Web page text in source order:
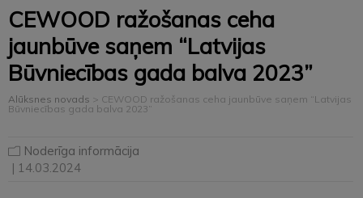
CEWOOD ražošanas ceha
jaunbūve saņem “Latvijas
Būvniecības gada balva 2023”
Alūksnes novads > CEWOOD ražošanas ceha jaunbūve saņem “Latvijas
Būvniecības gada balva 2023”
Noderīga informācija
| 14.03.2024